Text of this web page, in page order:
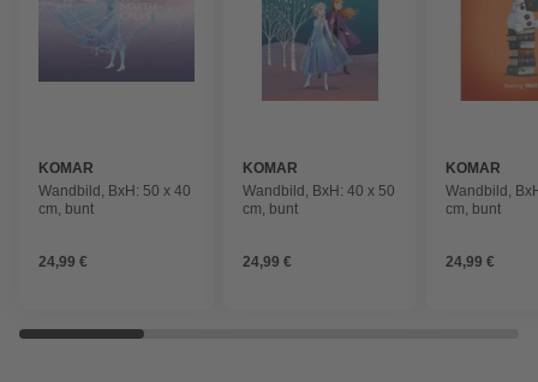
KOMAR
Wandbild, BxH: 50 x 40
cm, bunt
24,99 €
KOMAR
Wandbild, BxH: 40 x 50
cm, bunt
24,99 €
KOMAR
Wandbild,
cm, bunt
24,99 €